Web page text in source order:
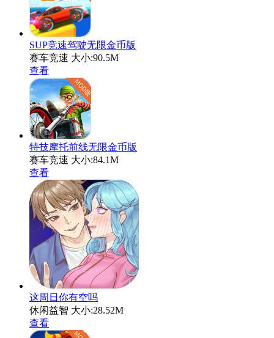
SUP竞速驾驶无限金币版
赛车竞速 大小:90.5M
查看
特技摩托前线无限金币版
赛车竞速 大小:84.1M
查看
这周日你有空吗
休闲益智 大小:28.52M
查看